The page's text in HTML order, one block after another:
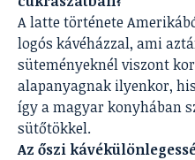
A latte története
logós kávéházzal, ami
süteményeknél viszont
alapanyagnak ilyenkor,
így a magyar konyhában
sütőtökkel.
Az őszi